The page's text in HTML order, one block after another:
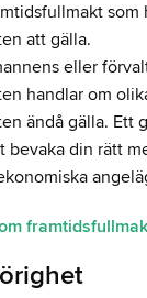
som
att gälla.
eller
handlar om
ändå gälla. Ett
bevaka din rätt